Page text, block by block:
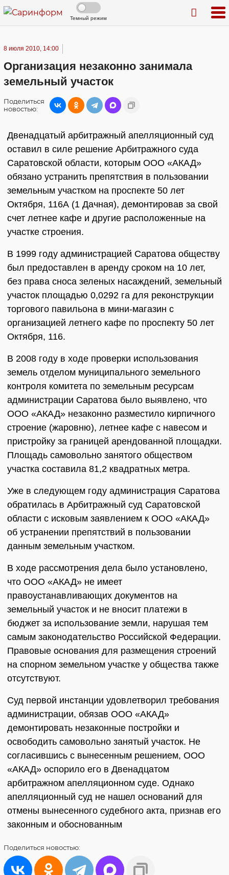
Темный режим
8 июля 2010, 14:00
Организация незаконно занимала
земельный участок
Поделиться
новостью:
Двенадцатый арбитражный апелляционный суд
оставил в силе решение Арбитражного суда
Саратовской области, которым ООО «АКАД»
обязано устранить препятствия в пользовании
земельным участком на проспекте 50 лет
Октября, 116А (1 Дачная), демонтировав за свой
счет летнее кафе и другие расположенные на
участке строения.
В 1999 году администрацией Саратова обществу
был предоставлен в аренду сроком на 10 лет,
без права сноса зеленых насаждений, земельный
участок площадью 0,0292 га для реконструкции
торгового павильона в мини-магазин с
организацией летнего кафе по проспекту 50 лет
Октября, 116.
В 2008 году в ходе проверки использования
земель отделом муниципального земельного
контроля комитета по земельным ресурсам
администрации Саратова было выявлено, что
ООО «АКАД» незаконно разместило кирпичного
строение (жаровню), летнее кафе с навесом и
пристройку за границей арендованной площадки.
Площадь самовольно занятого обществом
участка составила 81,2 квадратных метра.
Уже в следующем году администрация Саратова
обратилась в Арбитражный суд Саратовской
области с исковым заявлением к ООО «АКАД»
об устранении препятствий в пользовании
данным земельным участком.
В ходе рассмотрения дела было установлено,
что ООО «АКАД» не имеет
правоустанавливающих документов на
земельный участок и не вносит платежи в
бюджет за использование земли, нарушая тем
самым законодательство Российской Федерации.
Правовые основания для размещения строений
на спорном земельном участке у общества также
отсутствуют.
Суд первой инстанции удовлетворил требования
администрации, обязав ООО «АКАД»
демонтировать незаконные постройки и
освободить самовольно занятый участок. Не
согласившись с вынесенным решением, ООО
«АКАД» оспорило его в Двенадцатом
арбитражном апелляционном суде. Однако
апелляционный суд не нашел оснований для
отмены вынесенного судебного акта, признав его
законным и обоснованным
Поделиться новостью: